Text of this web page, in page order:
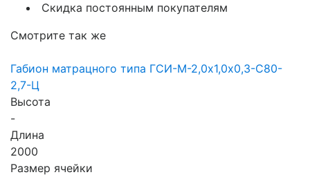
Скидка постоянным покупателям
Смотрите так же
Габион матрацного типа ГCИ-М-2,0х1,0х0,3-С80-
2,7-Ц
Высота
-
Длина
2000
Размер ячейки